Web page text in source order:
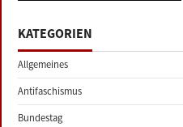
KATEGORIEN
Allgemeines
Antifaschismus
Bundestag